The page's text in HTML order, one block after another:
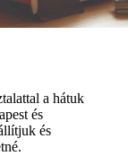
a hátuk
és
és